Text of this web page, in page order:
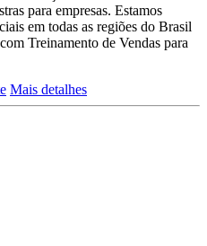
para empresas. Estamos
em todas as regiões do Brasil
Treinamento de Vendas para
Mais detalhes